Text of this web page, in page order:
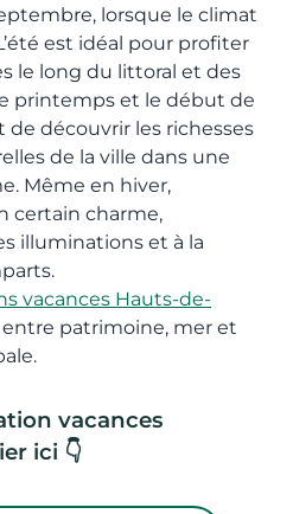
lorsque le climat
est idéal pour profiter
le long du littoral et des
printemps et le début de
découvrir les richesses
de la ville dans une
Même en hiver,
certain charme,
illuminations et à la
vacances Hauts-de-
patrimoine, mer et
vacances
ici 👇